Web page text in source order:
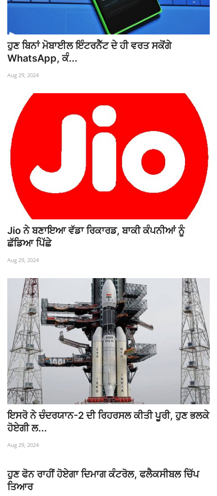
ਹੁਣ ਬਿਨਾਂ ਮੋਬਾਈਲ ਇੰਟਰਨੈੱਟ ਦੇ ਹੀ ਵਰਤ ਸਕੋਂਗੇ
WhatsApp, ਕੰ...
Aug 29, 2024
Jio ਨੇ ਬਣਾਇਆ ਵੱਡਾ ਰਿਕਾਰਡ, ਬਾਕੀ ਕੰਪਨੀਆਂ ਨੂੰ
ਛੱਡਿਆ ਪਿੱਛੇ
Aug 29, 2024
ਇਸਰੋ ਨੇ ਚੰਦਰਯਾਨ-2 ਦੀ ਰਿਹਰਸਲ ਕੀਤੀ ਪੂਰੀ, ਹੁਣ ਭਲਕੇ
ਹੋਏਗੀ ਲ...
Aug 29, 2024
ਹੁਣ ਫੋਨ ਰਾਹੀਂ ਹੋਏਗਾ ਦਿਮਾਗ ਕੰਟਰੋਲ, ਫਲੈਕਸੀਬਲ ਚਿੱਪ
ਤਿਆਰ